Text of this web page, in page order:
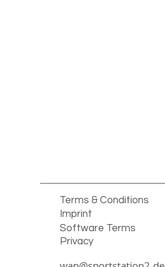
Terms & Conditions
Imprint
Software Terms
Privacy